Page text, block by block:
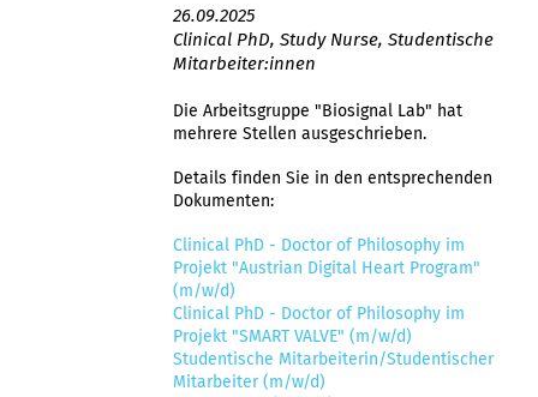
26.09.2025
Clinical PhD, Study Nurse, Studentische
Mitarbeiter:innen
Die Arbeitsgruppe "Biosignal Lab" hat
mehrere Stellen ausgeschrieben.
Details finden Sie in den entsprechenden
Dokumenten:
Clinical PhD - Doctor of Philosophy im
Projekt "Austrian Digital Heart Program"
(m/w/d)
Clinical PhD - Doctor of Philosophy im
Projekt "SMART VALVE" (m/w/d)
Studentische Mitarbeiterin/Studentischer
Mitarbeiter (m/w/d)